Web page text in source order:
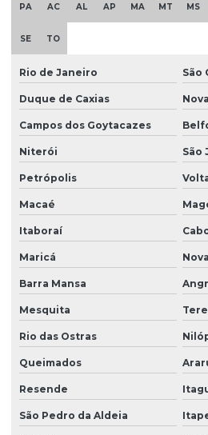
PA AC AL AP MA MT MS
SE TO
Rio de Janeiro São
Duque de Caxias
Campos dos Goytacazes
Niterói São
Petrópolis
Macaé
Itaboraí
Maricá
Barra Mansa
Mesquita
Rio das Ostras
Queimados
Resende
São Pedro da Aldeia